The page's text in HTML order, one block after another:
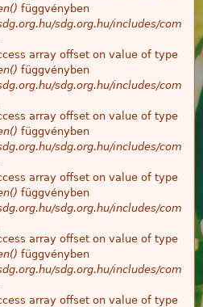
függvényben
sdg.org.hu/includes/com
array offset on value of type
függvényben
sdg.org.hu/includes/com
array offset on value of type
függvényben
sdg.org.hu/includes/com
array offset on value of type
függvényben
sdg.org.hu/includes/com
array offset on value of type
függvényben
sdg.org.hu/includes/com
array offset on value of type